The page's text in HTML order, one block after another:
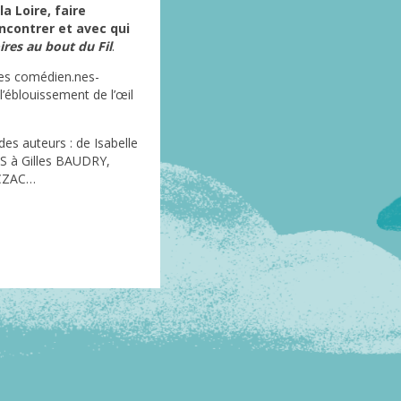
Loire, faire
et avec qui
au bout du Fil.
comédien.nes-
de l’œil
auteurs : de Isabelle
à Gilles BAUDRY,